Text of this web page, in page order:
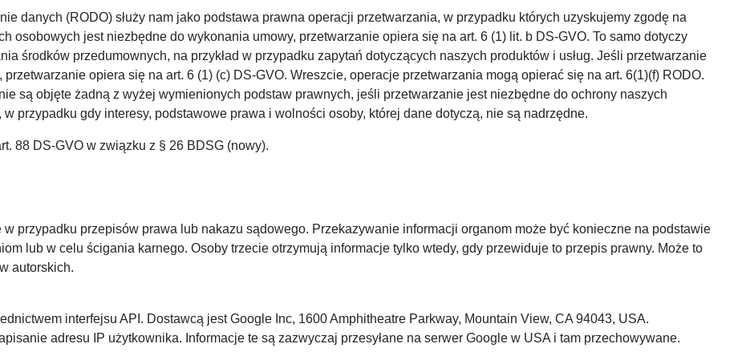
danych (RODO) służy nam jako podstawa prawna operacji przetwarzania, w przypadku których uzyskujemy zgodę na
osobowych jest niezbędne do wykonania umowy, przetwarzanie opiera się na art. 6 (1) lit. b DS-GVO. To samo dotyczy
środków przedumownych, na przykład w przypadku zapytań dotyczących naszych produktów i usług. Jeśli przetwarzanie
opiera się na art. 6 (1) (c) DS-GVO. Wreszcie, operacje przetwarzania mogą opierać się na art. 6(1)(f) RODO.
są objęte żadną z wyżej wymienionych podstaw prawnych, jeśli przetwarzanie jest niezbędne do ochrony naszych
przypadku gdy interesy, podstawowe prawa i wolności osoby, której dane dotyczą, nie są nadrzędne.
88 DS-GVO w związku z § 26 BDSG (nowy).
przypadku przepisów prawa lub nakazu sądowego. Przekazywanie informacji organom może być konieczne na podstawie
lub w celu ścigania karnego. Osoby trzecie otrzymują informacje tylko wtedy, gdy przewiduje to przepis prawny. Może to
autorskich.
interfejsu API. Dostawcą jest Google Inc, 1600 Amphitheatre Parkway, Mountain View, CA 94043, USA.
adresu IP użytkownika. Informacje te są zazwyczaj przesyłane na serwer Google w USA i tam przechowywane.